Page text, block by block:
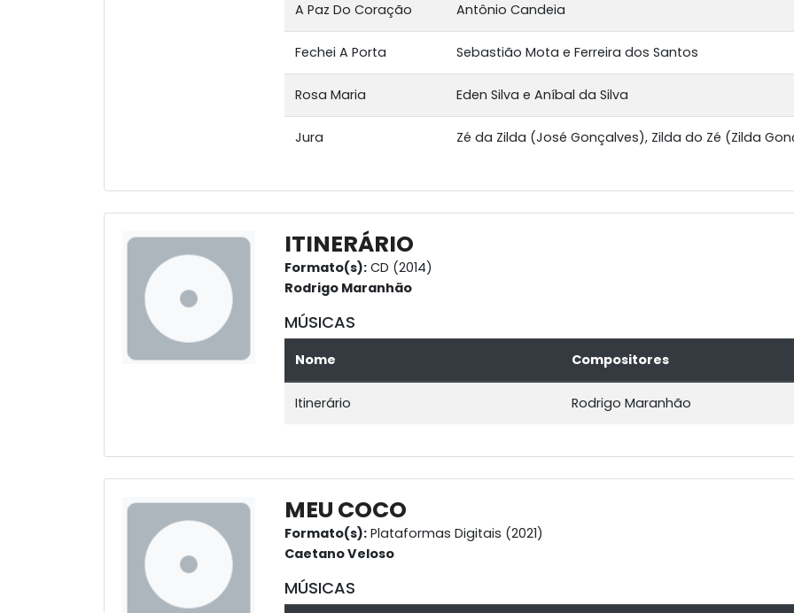
A Paz Do Coração Antônio Candeia
Fechei A Porta Sebastião Mota e Ferreira dos Santos
Rosa Maria Eden Silva e Aníbal da Silva
Jura Zé da Zilda (José Gonçalves), Zilda do Zé (Zilda
ITINERÁRIO
Formato(s): CD (2014)
Rodrigo Maranhão
MÚSICAS
Nome Compositores
Itinerário Rodrigo Maranhão
MEU COCO
Formato(s): Plataformas Digitais (2021)
Caetano Veloso
MÚSICAS